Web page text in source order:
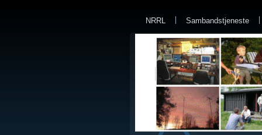
NRRL
Sambandstjeneste